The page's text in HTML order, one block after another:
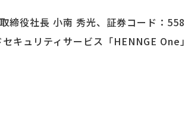
締役社長 小南 秀光、証券コード：
キュリティサービス「HENNGE One